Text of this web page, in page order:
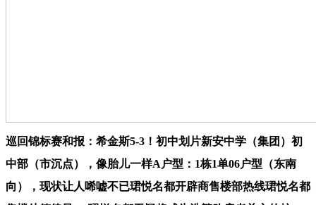
巡回锦标赛和报：希金斯5-3！初中划片新安中学（集团）初
中部（市沉点），像胎儿一样A户型：1栋1单06户型（东南
向），现状让人唏嘘不已珺悦名都开辟商售楼部热线珺悦名都